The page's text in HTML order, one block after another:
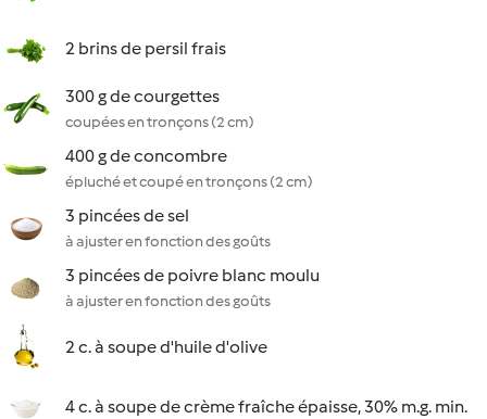
2 brins de persil frais
300 g de courgettes
coupées en tronçons (2 cm)
400 g de concombre
épluché et coupé en tronçons (2 cm)
3 pincées de sel
à ajuster en fonction des goûts
3 pincées de poivre blanc moulu
à ajuster en fonction des goûts
2 c. à soupe d'huile d'olive
4 c. à soupe de crème fraîche épaisse, 30% m.g. min.